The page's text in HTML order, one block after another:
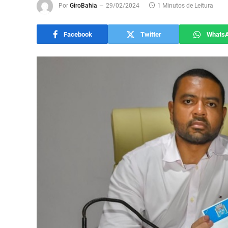
Por GiroBahia 29/02/2024 1 Minutos de Leitura
Facebook Twitter